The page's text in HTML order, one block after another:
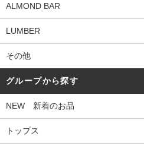
ALMOND BAR
LUMBER
その他
グループから探す
NEW 新着のお品
トップス